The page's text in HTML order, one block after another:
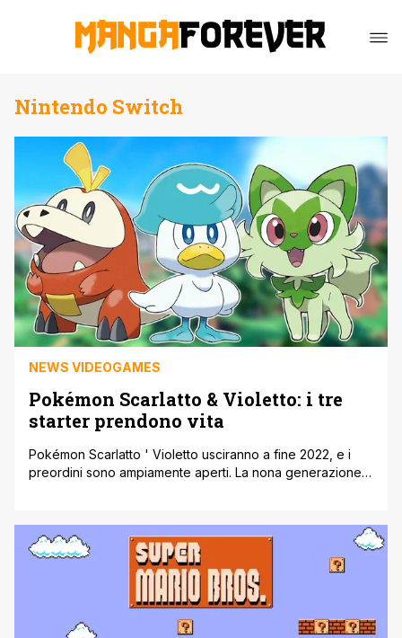
Nintendo Switch
NEWS VIDEOGAMES
Pokémon Scarlatto & Violetto: i tre
starter prendono vita
Pokémon Scarlatto ' Violetto usciranno a fine 2022, e i
preordini sono ampiamente aperti. La nona generazione è
improbabili e sono state ipotizzate le evoluzioni finali dei
tre Pokémon. Oggi però, si torna su Reddit, nello
specifico sul profilo dell'utente Lazerpand1 [']